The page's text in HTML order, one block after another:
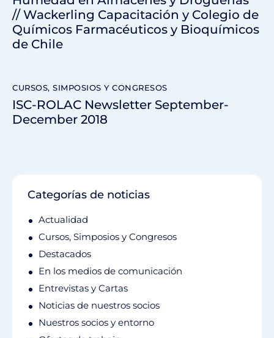
// Wackerling Capacitación y Colegio de
Químicos Farmacéuticos y Bioquímicos
de Chile
CURSOS, SIMPOSIOS Y CONGRESOS
ISC-ROLAC Newsletter September-
December 2018
Categorías de noticias
Actualidad
Cursos, Simposios y Congresos
Destacados
En los medios de comunicación
Entrevistas y Cartas
Noticias de nuestros socios
Nuestros socios y entorno